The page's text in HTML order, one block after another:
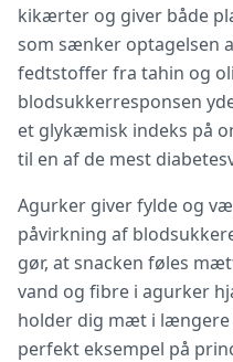
kikærter og giver både
som sænker optagelsen
fedtstoffer fra tahin og
blodsukkerresponsen
et glykæmisk indeks på
til en af de mest
Agurker giver fylde og
påvirkning af
gør, at snacken føles
vand og fibre i agurker
holder dig mæt i længere
perfekt eksempel på